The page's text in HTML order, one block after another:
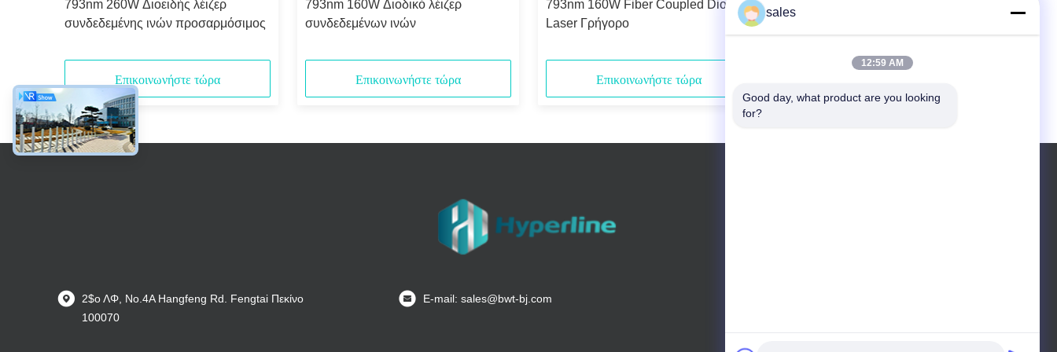
793nm 260W Διοειδής λέιζερ
συνδεδεμένης ινών προσαρμόσιμος
Επικοινωνήστε τώρα
793nm 160W Διοδικό λέιζερ
συνδεδεμένων ινών
Επικοινωνήστε τώρα
793nm 160W Fiber Coupled Diode
Laser Γρήγορο
Επικοινωνήστε τώρα
2$ο ΛΦ, No.4A Hangfeng Rd. Fengtai Πεκίνο
100070
Ε-mail: sales@bwt-bj.com
sales
12:59 AM
Good day, what product are you looking
for?